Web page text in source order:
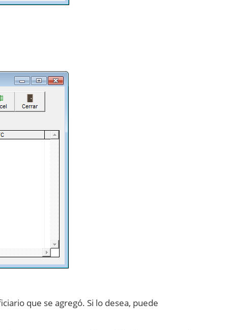
que se agregó. Si lo desea, puede